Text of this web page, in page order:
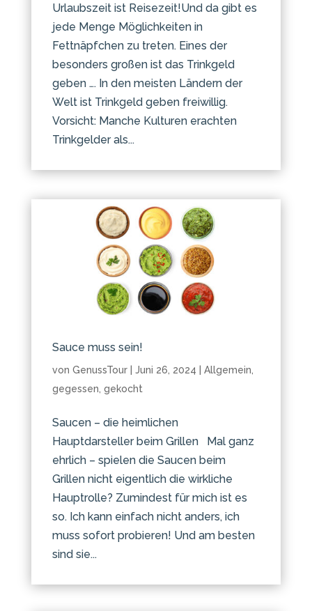
Urlaubszeit ist Reisezeit!Und da gibt es
jede Menge Möglichkeiten in
Fettnäpfchen zu treten. Eines der
besonders großen ist das Trinkgeld
geben …. In den meisten Ländern der
Welt ist Trinkgeld geben freiwillig.
Vorsicht: Manche Kulturen erachten
Trinkgelder als...
Sauce muss sein!
von GenussTour| Juni 26, 2024 Allgemein,
gegessen, gekocht
Saucen – die heimlichen
Hauptdarsteller beim Grillen Mal ganz
ehrlich – spielen die Saucen beim
Grillen nicht eigentlich die wirkliche
Hauptrolle? Zumindest für mich ist es
so. Ich kann einfach nicht anders, ich
muss sofort probieren! Und am besten
sind sie...